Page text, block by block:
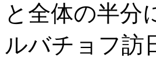
と全体の半分
ルバチョフ訪